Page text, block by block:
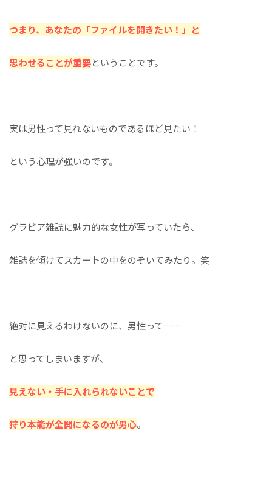
つまり、あなたの「ファイルを開きたい！」と
思わせることが重要ということです。
実は男性って見れないものであるほど見たい！
という心理が強いのです。
グラビア雑誌に魅力的な女性が写っていたら、
雑誌を傾けてスカートの中をのぞいてみたり。笑
絶対に見えるわけないのに、男性って……
と思ってしまいますが、
見えない・手に入れられないことで
狩り本能が全開になるのが男心。